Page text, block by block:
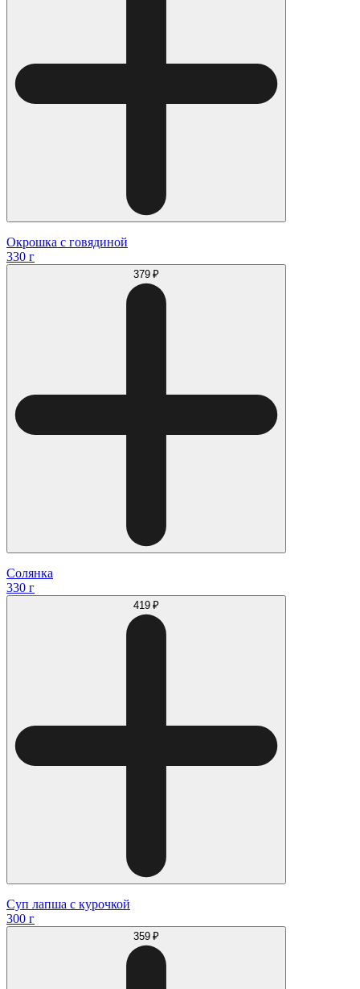
Окрошка с говядиной
330 г
379 ₽
Солянка
330 г
419 ₽
Суп лапша с курочкой
300 г
359 ₽